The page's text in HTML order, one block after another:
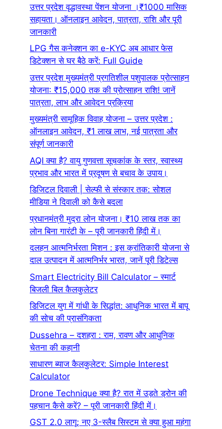
उत्तर प्रदेश वृद्धावस्था पेंशन योजना ।₹1000 मासिक
सहायता। ऑनलाइन आवेदन, पात्रता, राशि और पूरी
जानकारी
LPG गैस कनेक्शन का e-KYC अब आधार फेस
डिटेक्शन से घर बैठे करें: Full Guide
उत्तर प्रदेश मुख्यमंत्री प्रगतिशील पशुपालक प्रोत्साहन
योजना: ₹15,000 तक की प्रोत्साहन राशि! जानें
पात्रता, लाभ और आवेदन प्रक्रिया
मुख्यमंत्री सामूहिक विवाह योजना – उत्तर प्रदेश :
ऑनलाइन आवेदन, ₹1 लाख लाभ, नई पात्रता और
संपूर्ण जानकारी
AQI क्या है? वायु गुणवत्ता सूचकांक के स्तर, स्वास्थ्य
प्रभाव और भारत में प्रदूषण से बचाव के उपाय।
डिजिटल दिवाली | सेल्फी से संस्कार तक: सोशल
मीडिया ने दिवाली को कैसे बदला
प्रधानमंत्री मुद्रा लोन योजना। ₹10 लाख तक का
लोन बिना गारंटी के – पूरी जानकारी हिंदी में।
दलहन आत्मनिर्भरता मिशन : इस क्रांतिकारी योजना से
दाल उत्पादन में आत्मनिर्भर भारत, जानें पूरी डिटेल्स
Smart Electricity Bill Calculator – स्मार्ट
बिजली बिल कैलकुलेटर
डिजिटल युग में गांधी के सिद्धांत: आधुनिक भारत में बापू
की सोच की प्रासंगिकता
Dussehra – दशहरा : राम, रावण और आधुनिक
चेतना की कहानी
साधारण ब्याज कैलकुलेटर: Simple Interest
Calculator
Drone Technique क्या है? रात में उड़ते ड्रोन की
पहचान कैसे करें? – पूरी जानकारी हिंदी में।
GST 2.0 लागू: नए 3-स्लैब सिस्टम से क्या हुआ महंगा